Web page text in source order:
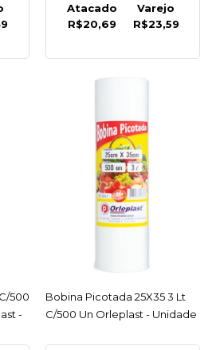
COMPARAR
21,5X10Cm C/1000Un
Bompack - Rolo
R$58,69
COMPRAR
INCOR
Bobina Picot Hot Dog
Atacado
R$20,69
Varejo
R$23,59
500
-
ACESSAR
Bobina Picotada 25X35 3 Lt
C/500 Un Orleplast - Unidade